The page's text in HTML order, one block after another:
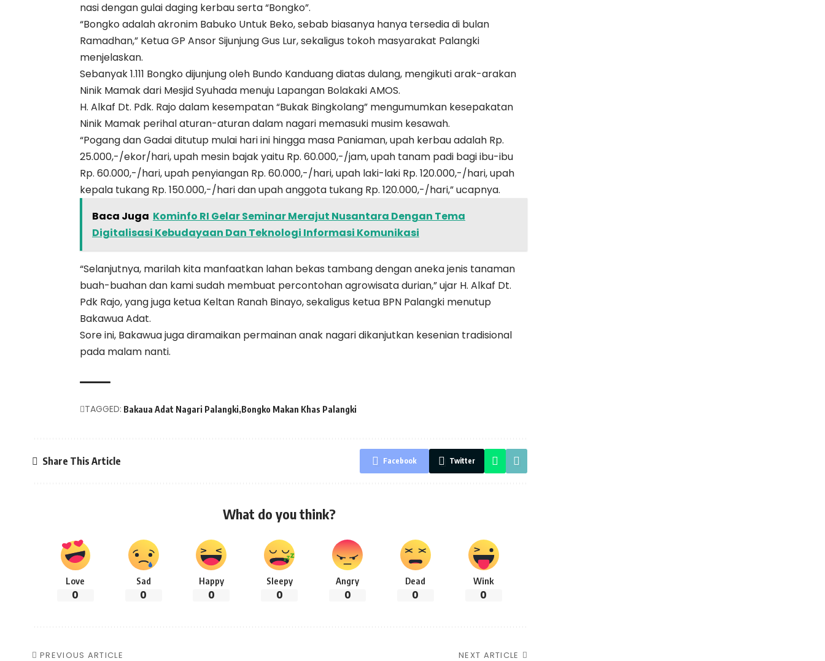
nasi dengan gulai daging kerbau serta “Bongko”.
“Bongko adalah akronim Babuko Untuk Beko, sebab biasanya hanya tersedia di bulan
Ramadhan,” Ketua GP Ansor Sijunjung Gus Lur, sekaligus tokoh masyarakat Palangki
menjelaskan.
Sebanyak 1.111 Bongko dijunjung oleh Bundo Kanduang diatas dulang, mengikuti arak-arakan
Ninik Mamak dari Mesjid Syuhada menuju Lapangan Bolakaki AMOS.
H. Alkaf Dt. Pdk. Rajo dalam kesempatan “Bukak Bingkolang” mengumumkan kesepakatan
Ninik Mamak perihal aturan-aturan dalam nagari memasuki musim kesawah.
“Pogang dan Gadai ditutup mulai hari ini hingga masa Paniaman, upah kerbau adalah Rp.
25.000,-/ekor/hari, upah mesin bajak yaitu Rp. 60.000,-/jam, upah tanam padi bagi ibu-ibu
Rp. 60.000,-/hari, upah penyiangan Rp. 60.000,-/hari, upah laki-laki Rp. 120.000,-/hari, upah
kepala tukang Rp. 150.000,-/hari dan upah anggota tukang Rp. 120.000,-/hari,” ucapnya.
Baca Juga Kominfo RI Gelar Seminar Merajut Nusantara Dengan Tema
Digitalisasi Kebudayaan Dan Teknologi Informasi Komunikasi
“Selanjutnya, marilah kita manfaatkan lahan bekas tambang dengan aneka jenis tanaman
buah-buahan dan kami sudah membuat percontohan agrowisata durian,” ujar H. Alkaf Dt.
Pdk Rajo, yang juga ketua Keltan Ranah Binayo, sekaligus ketua BPN Palangki menutup
Bakawua Adat.
Sore ini, Bakawua juga diramaikan permainan anak nagari dikanjutkan kesenian tradisional
pada malam nanti.
TAGGED: Bakaua Adat Nagari Palangki Bongko Makan Khas Palangki
Share This Article Facebook Twitter
What do you think?
Love
0
Sad
0
Happy
0
Sleepy
0
Angry
0
Dead
0
Wink
0
PREVIOUS ARTICLE NEXT ARTICLE